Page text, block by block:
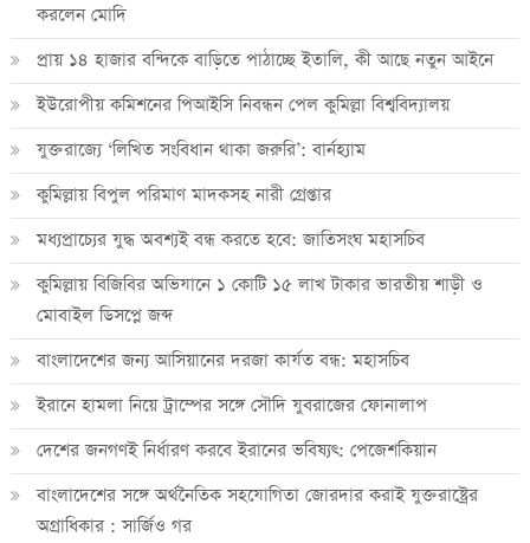
করলেন মোদি
প্রায় ১৪ হাজার বন্দিকে বাড়িতে পাঠাচ্ছে ইতালি, কী আছে নতুন আইনে
ইউরোপীয় কমিশনের পিআইসি নিবন্ধন পেল কুমিল্লা বিশ্ববিদ্যালয়
যুক্তরাজ্যে ‘লিখিত সংবিধান থাকা জরুরি’: বার্নহ্যাম
কুমিল্লায় বিপুল পরিমাণ মাদকসহ নারী গ্রেপ্তার
মধ্যপ্রাচ্যের যুদ্ধ অবশ্যই বন্ধ করতে হবে: জাতিসংঘ মহাসচিব
কুমিল্লায় বিজিবির অভিযানে ১ কোটি ১৫ লাখ টাকার ভারতীয় শাড়ী ও
মোবাইল ডিসপ্লে জব্দ
বাংলাদেশের জন্য আসিয়ানের দরজা কার্যত বন্ধ: মহাসচিব
ইরানে হামলা নিয়ে ট্রাম্পের সঙ্গে সৌদি যুবরাজের ফোনালাপ
দেশের জনগণই নির্ধারণ করবে ইরানের ভবিষ্যৎ: পেজেশকিয়ান
বাংলাদেশের সঙ্গে অর্থনৈতিক সহযোগিতা জোরদার করাই যুক্তরাষ্ট্রের
অগ্রাধিকার : সার্জিও গর